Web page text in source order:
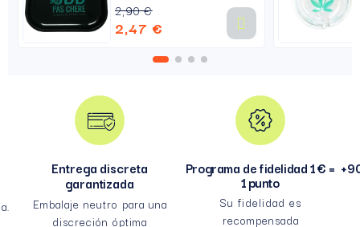
2,90 €
2,47 €
Entrega discreta
garantizada
Embalaje neutro para una
discreción óptima
Programa de fidelidad 1 € =
1 punto
Su fidelidad es
recompensada